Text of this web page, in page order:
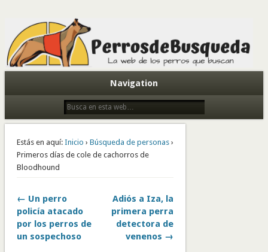
Todo sobre perros de búsqueda y detectores
Navigation
Estás en aquí: Inicio › Búsqueda de personas›
Primeros días de cole de cachorros de
Bloodhound
← Un perro
policía atacado
por los perros de
un sospechoso
Adiós a Iza, la
primera perra
detectora de
venenos →